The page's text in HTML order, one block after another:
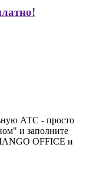
АТС - просто
и заполните
OFFICE и